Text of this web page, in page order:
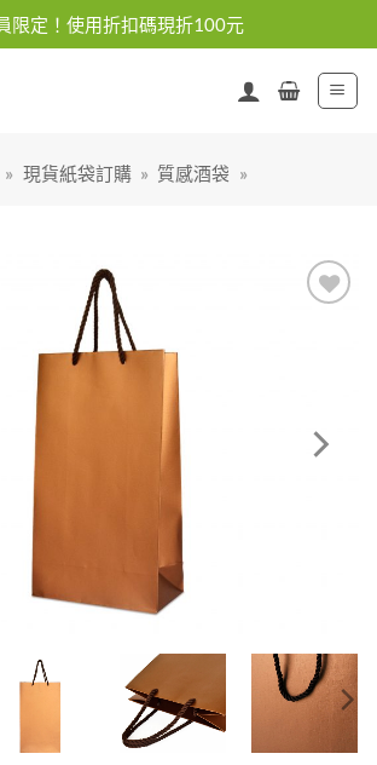
限定！使用折扣碼現折100元
» 現貨紙袋訂購 » 質感酒袋 »